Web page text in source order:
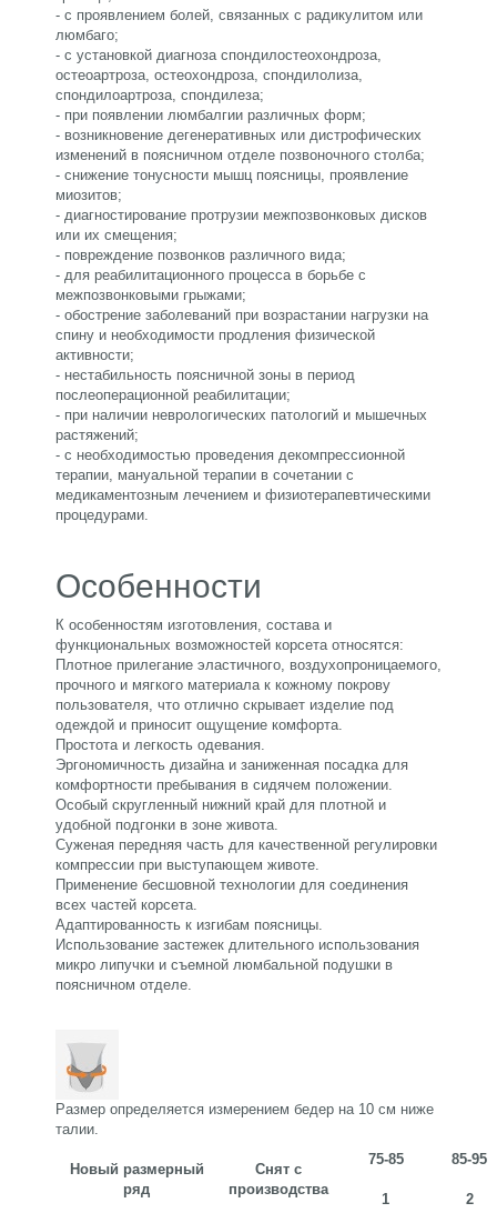
- с проявлением болей, связанных с радикулитом или
люмбаго;
- с установкой диагноза спондилостеохондроза,
остеоартроза, остеохондроза, спондилолиза,
спондилоартроза, спондилеза;
- при появлении люмбалгии различных форм;
- возникновение дегенеративных или дистрофических
изменений в поясничном отделе позвоночного столба;
- снижение тонусности мышц поясницы, проявление
миозитов;
- диагностирование протрузии межпозвонковых дисков
или их смещения;
- повреждение позвонков различного вида;
- для реабилитационного процесса в борьбе с
межпозвонковыми грыжами;
- обострение заболеваний при возрастании нагрузки на
спину и необходимости продления физической
активности;
- нестабильность поясничной зоны в период
послеоперационной реабилитации;
- при наличии неврологических патологий и мышечных
растяжений;
- с необходимостью проведения декомпрессионной
терапии, мануальной терапии в сочетании с
медикаментозным лечением и физиотерапевтическими
процедурами.
Особенности
К особенностям изготовления, состава и
функциональных возможностей корсета относятся:
Плотное прилегание эластичного, воздухопроницаемого,
прочного и мягкого материала к кожному покрову
пользователя, что отлично скрывает изделие под
одеждой и приносит ощущение комфорта.
Простота и легкость одевания.
Эргономичность дизайна и заниженная посадка для
комфортности пребывания в сидячем положении.
Особый скругленный нижний край для плотной и
удобной подгонки в зоне живота.
Суженая передняя часть для качественной регулировки
компрессии при выступающем животе.
Применение бесшовной технологии для соединения
всех частей корсета.
Адаптированность к изгибам поясницы.
Использование застежек длительного использования
микро липучки и съемной люмбальной подушки в
поясничном отделе.
Размер определяется измерением бедер на 10 см ниже
талии.
Новый размерный
ряд
Снят с
производства
75-85 85-95
1 2